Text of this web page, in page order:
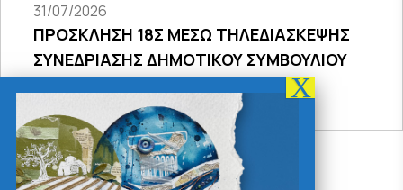
31/07/2026
ΠΡΟΣΚΛΗΣΗ 18Σ ΜΕΣΩ ΤΗΛΕΔΙΑΣΚΕΨΗΣ
ΣΥΝΕΔΡΙΑΣΗΣ ΔΗΜΟΤΙΚΟΥ ΣΥΜΒΟΥΛΙΟΥ